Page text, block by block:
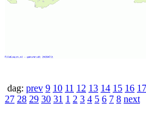
dag: prev 9 10 11 12 13 14 15 16 17
27 28 29 30 31 1 2 3 4 5 6 7 8 next